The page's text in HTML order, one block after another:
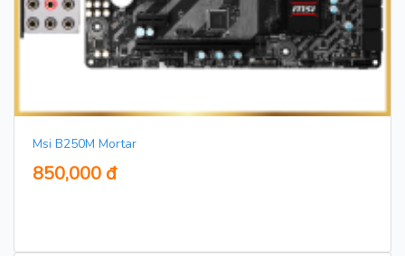
Msi B250M Mortar
850,000 đ